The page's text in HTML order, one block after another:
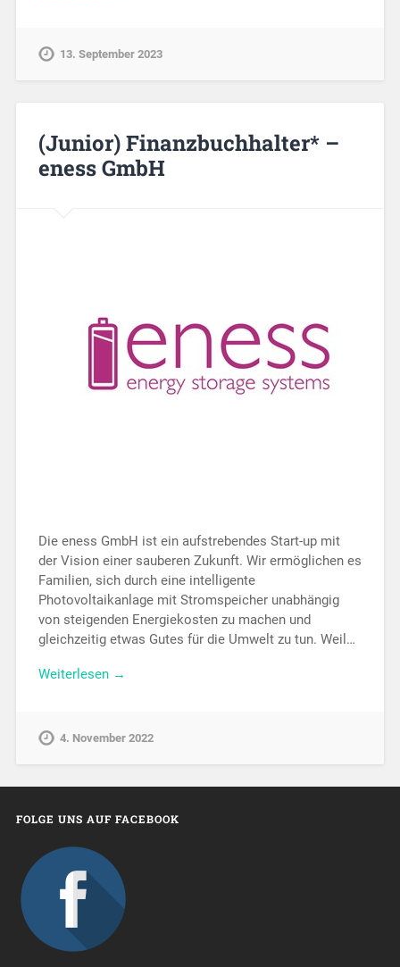
13. September 2023
(Junior) Finanzbuchhalter* –
eness GmbH
Die eness GmbH ist ein aufstrebendes Start-up mit
der Vision einer sauberen Zukunft. Wir ermöglichen es
Familien, sich durch eine intelligente
Photovoltaikanlage mit Stromspeicher unabhängig
von steigenden Energiekosten zu machen und
gleichzeitig etwas Gutes für die Umwelt zu tun. Weil…
Weiterlesen →
4. November 2022
FOLGE UNS AUF FACEBOOK